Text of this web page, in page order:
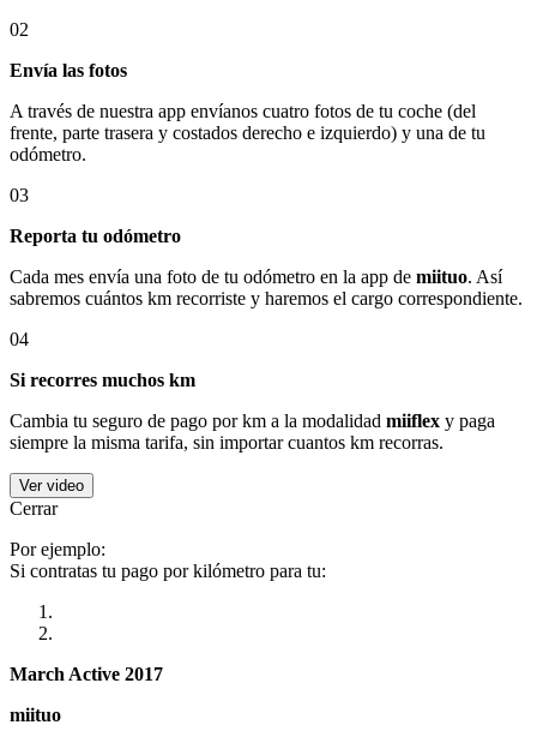
02
Envía las fotos
A través de nuestra app envíanos cuatro fotos de tu coche (del
frente, parte trasera y costados derecho e izquierdo) y una de tu
odómetro.
03
Reporta tu odómetro
Cada mes envía una foto de tu odómetro en la app de miituo. Así
sabremos cuántos km recorriste y haremos el cargo correspondiente.
04
Si recorres muchos km
Cambia tu seguro de pago por km a la modalidad miiflex y paga
siempre la misma tarifa, sin importar cuantos km recorras.
Ver video
Cerrar
Por ejemplo:
Si contratas tu pago por kilómetro para tu:
March Active 2017
miituo